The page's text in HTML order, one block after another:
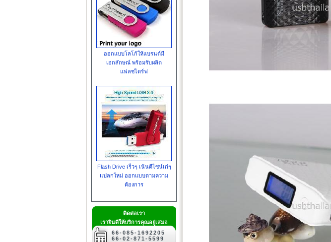
ออกแบบโลโก้ให้แบรนด์มี
เอกลักษณ์ พร้อมรับผลิต
แฟลชไดร์ฟ
Flash Drive เร็วๆ เน้นดีไซน์เก๋ๆ
แปลกใหม่ ออกแบบตามความ
ต้องการ
ติดต่อเรา
เรายินดีให้บริการคุณอยู่เสมอ
66-085-1692205
66-02-871-5599